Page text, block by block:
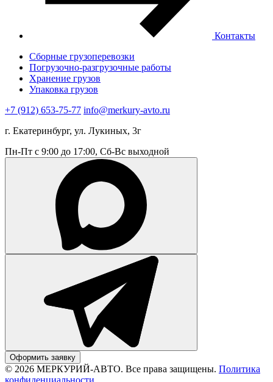
Контакты
Сборные грузоперевозки
Погрузочно-разгрузочные работы
Хранение грузов
Упаковка грузов
+7 (912) 653-75-77 info@merkury-avto.ru
г. Екатеринбург, ул. Лукиных, 3г
Пн-Пт с 9:00 до 17:00, Сб-Вс выходной
Оформить заявку
© 2026 МЕРКУРИЙ-АВТО. Все права защищены. Политика
конфиденциальности